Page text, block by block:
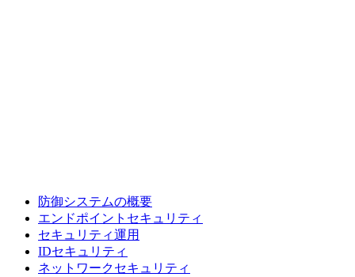
防御システムの概要
エンドポイントセキュリティ
セキュリティ運用
IDセキュリティ
ネットワークセキュリティ